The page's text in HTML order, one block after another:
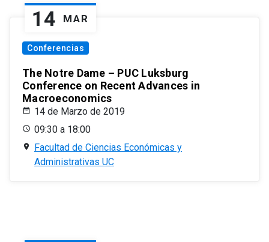
14 MAR
Conferencias
The Notre Dame – PUC Luksburg
Conference on Recent Advances in
Macroeconomics
14 de Marzo de 2019
09:30 a 18:00
Facultad de Ciencias Económicas y
Administrativas UC